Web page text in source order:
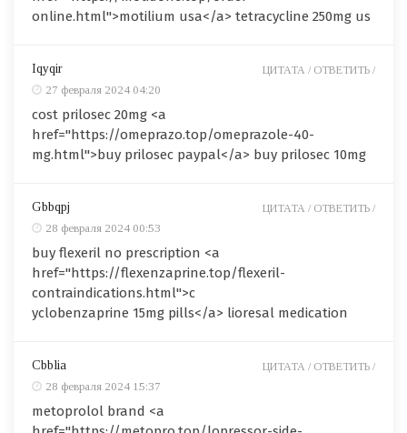
online.html">motilium usa</a> tetracycline 250mg us
Iqyqir
27 февраля 2024 04:20
cost prilosec 20mg <a
href="https://omeprazo.top/omeprazole-40-
mg.html">buy prilosec paypal</a> buy prilosec 10mg
ЦИТАТА / ОТВЕТИТЬ /
Gbbqpj
28 февраля 2024 00:53
buy flexeril no prescription <a
href="https://flexenzaprine.top/flexeril-
contraindications.html">c
yclobenzaprine 15mg pills</a> lioresal medication
ЦИТАТА / ОТВЕТИТЬ /
Cbblia
28 февраля 2024 15:37
metoprolol brand <a
ЦИТАТА / ОТВЕТИТЬ /